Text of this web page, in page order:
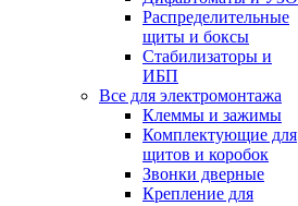
Распределительные
щиты и боксы
Стабилизаторы и
ИБП
Все для электромонтажа
Клеммы и зажимы
Комплектующие для
щитов и коробок
Звонки дверные
Крепление для